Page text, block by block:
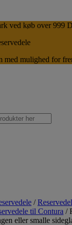
ved køb over 999
med mulighed for
/
til Contura /
eller smalle